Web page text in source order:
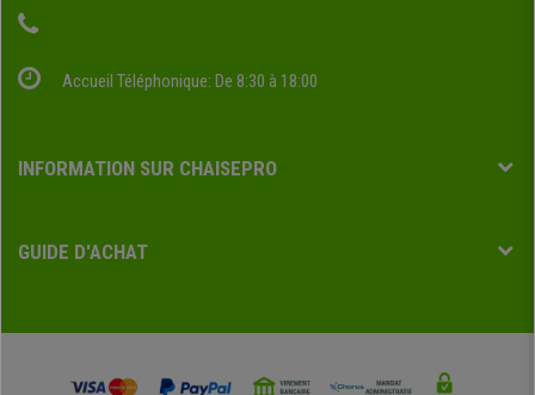
Accueil Téléphonique: De 8:30 à 18:00
INFORMATION SUR CHAISEPRO
GUIDE D'ACHAT